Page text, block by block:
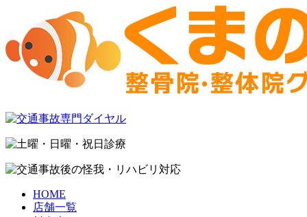
HOME
店舗一覧